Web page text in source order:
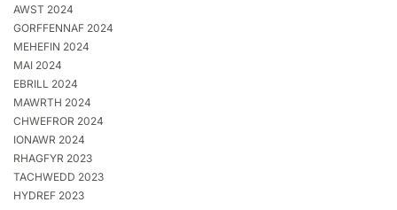
AWST 2024
GORFFENNAF 2024
MEHEFIN 2024
MAI 2024
EBRILL 2024
MAWRTH 2024
CHWEFROR 2024
IONAWR 2024
RHAGFYR 2023
TACHWEDD 2023
HYDREF 2023